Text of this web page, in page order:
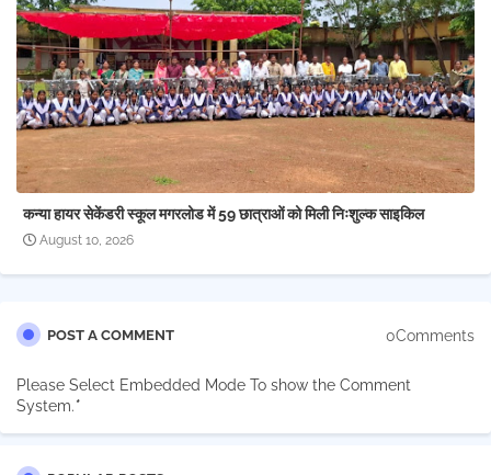
कन्या हायर सेकेंडरी स्कूल मगरलोड में 59 छात्राओं को मिली निःशुल्क साइकिल
August 10, 2026
POST A COMMENT 0Comments
Please Select Embedded Mode To show the Comment
System.*